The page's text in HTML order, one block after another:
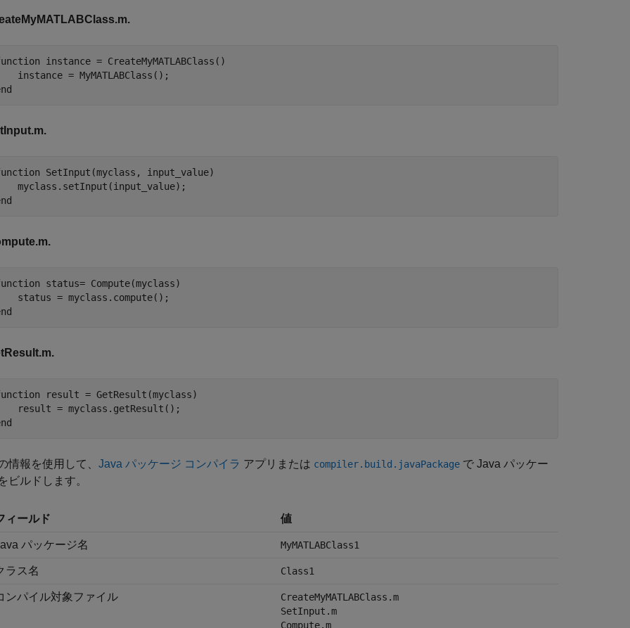
instance = CreateMyMATLABClass()
SetInput(myclass, input_value)
status= Compute(myclass)
result = GetResult(myclass)
情報を使用して、 Java パッケージ コンパイラ アプリまたは compiler.build.javaPackage で Java パッケー
ビルドします。
ィールド 値
パッケージ名 MyMATLABClass1
ラス名 Class1
ンパイル対象ファイル
CreateMyMATLABClass.m
SetInput.m
Compute.m